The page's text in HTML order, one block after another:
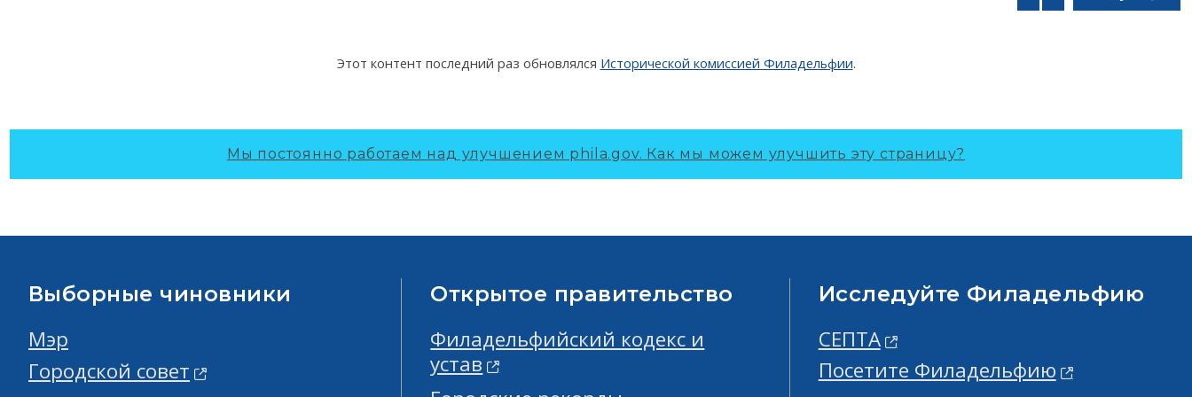
Этот контент последний раз обновлялся Исторической комиссией Филадельфии.
Мы постоянно работаем над улучшением phila.gov. Как мы можем улучшить эту страницу?
Выборные чиновники
Мэр
Городской совет
Открытое правительство
Филадельфийский кодекс и
устав
Исследуйте Филадельфию
СЕПТА
Посетите Филадельфию